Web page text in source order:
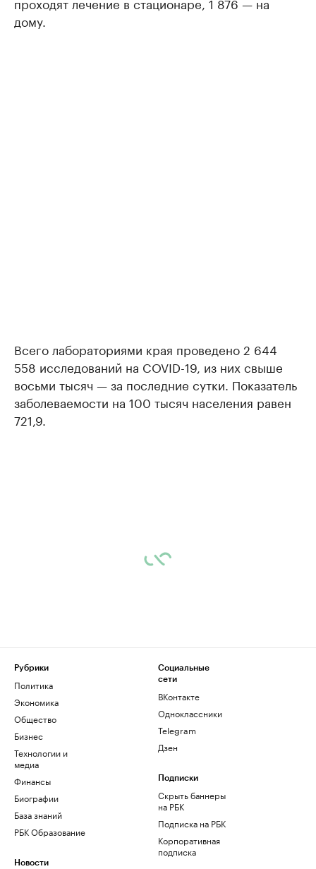
дому.
Всего лабораториями края проведено 2 644
558 исследований на COVID-19, из них свыше
восьми тысяч — за последние сутки. Показатель
заболеваемости на 100 тысяч населения равен
721,9.
Рубрики
Политика
Экономика
Общество
Бизнес
Технологии и
медиа
Финансы
Биографии
База знаний
РБК Образование
Новости
Социальные
сети
ВКонтакте
Одноклассники
Telegram
Дзен
Подписки
Скрыть баннеры
на РБК
Подписка на РБК
Корпоративная
подписка